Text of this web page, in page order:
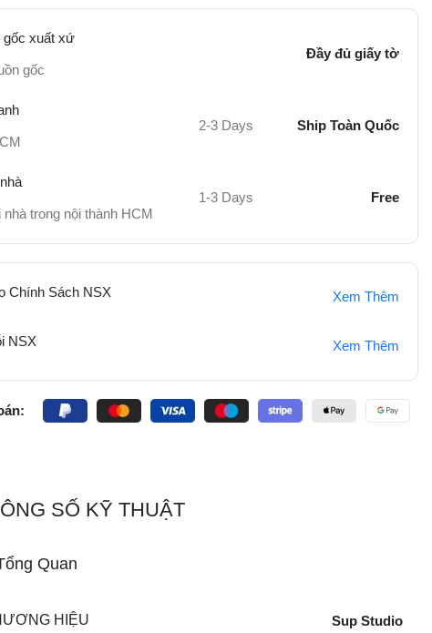
gốc xuất xứ
gốc
Đầy đủ giấy tờ
2-3 Days Ship Toàn Quốc
trong nội thành HCM
1-3 Days Free
Chính Sách NSX Xem Thêm
NSX Xem Thêm
SỐ KỸ THUẬT
Quan
HIỆU Sup Studio